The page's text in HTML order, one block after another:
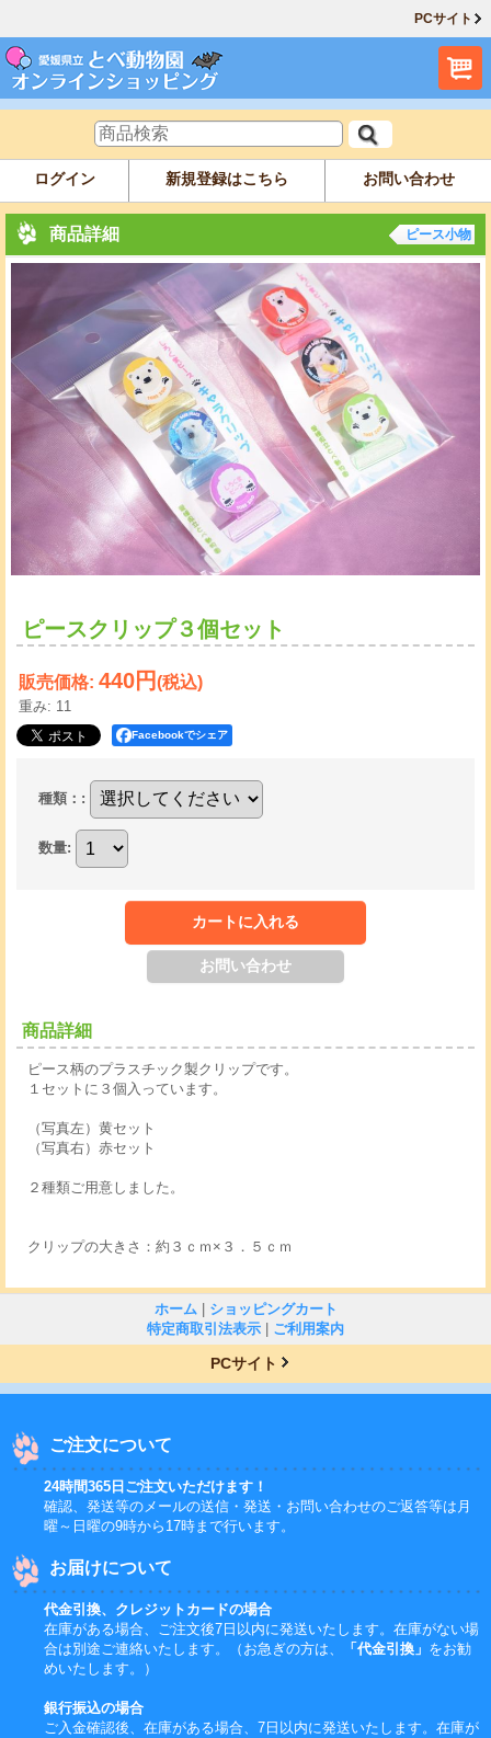
PCサイト
ログイン 新規登録はこちら お問い合わせ
商品詳細 ピース小物
ピースクリップ３個セット
販売価格: 440円(税込)
重み: 11
Facebookでシェア
種類： :
数量:
商品詳細
ピース柄のプラスチック製クリップです。
１セットに３個入っています。
（写真左）黄セット
（写真右）赤セット
２種類ご用意しました。
クリップの大きさ：約３ｃｍ×３．５ｃｍ
ホーム
ショッピングカート
特定商取引法表示
ご利用案内
PCサイト
ご注文について
24時間365日ご注文いただけます！
確認、発送等のメールの送信・発送・お問い合わせのご返答等は月
曜～日曜の9時から17時まで行います。
お届けについて
代金引換、クレジットカードの場合
在庫がある場合、ご注文後7日以内に発送いたします。在庫がない場
合は別途ご連絡いたします。（お急ぎの方は、
「代金引換」 をお勧
めいたします。）
銀行振込の場合
ご入金確認後、在庫がある場合、7日以内に発送いたします。在庫が